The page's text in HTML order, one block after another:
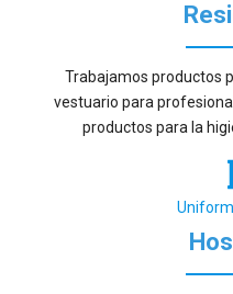
Trabajamos productos
vestuario para
productos para la